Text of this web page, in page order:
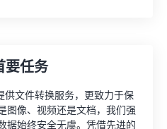
要任务
供文件转换服务，更致力于保
图像、视频还是文档，我们强
据始终安全无虞。凭借先进的